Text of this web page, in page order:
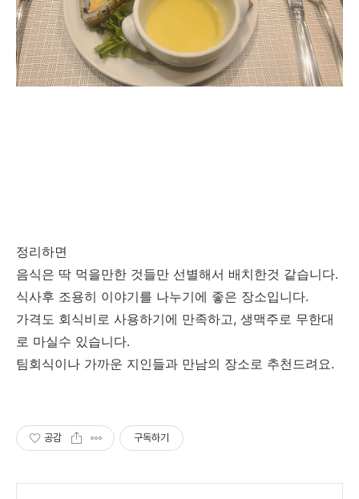
정리하면
음식은 딱 먹을만한 것들만 선별해서 배치한것 같습니다.
식사후 조용히 이야기를 나누기에 좋은 장소입니다.
가격도 회식비로 사용하기에 만족하고, 생맥주로 무한대
로 마실수 있습니다.
팀회식이나 가까운 지인들과 만남의 장소로 추천드려요.
공감 구독하기